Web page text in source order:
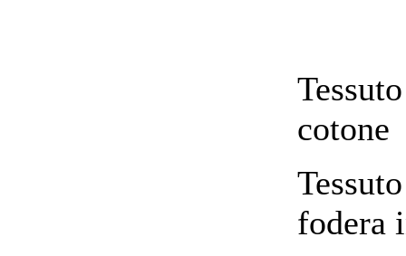
cotone
fodera